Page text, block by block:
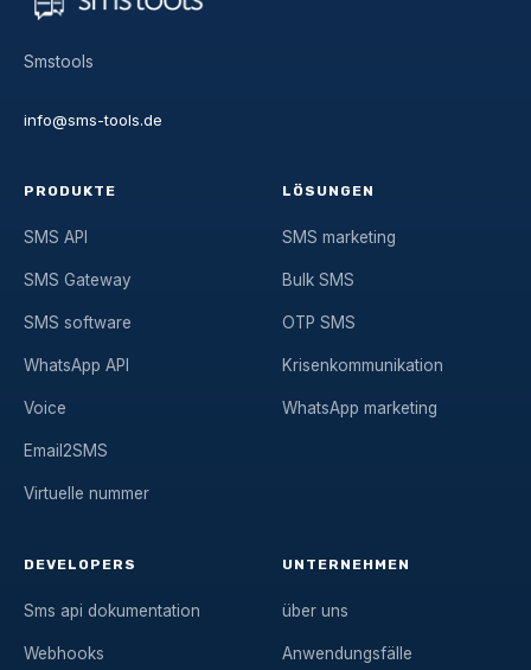
Smstools
info@sms-tools.de
PRODUKTE
SMS API
SMS Gateway
SMS software
WhatsApp API
Voice
Email2SMS
Virtuelle nummer
LÖSUNGEN
SMS marketing
Bulk SMS
OTP SMS
Krisenkommunikation
WhatsApp marketing
DEVELOPERS
Sms api dokumentation
Webhooks
UNTERNEHMEN
über uns
Anwendungsfälle